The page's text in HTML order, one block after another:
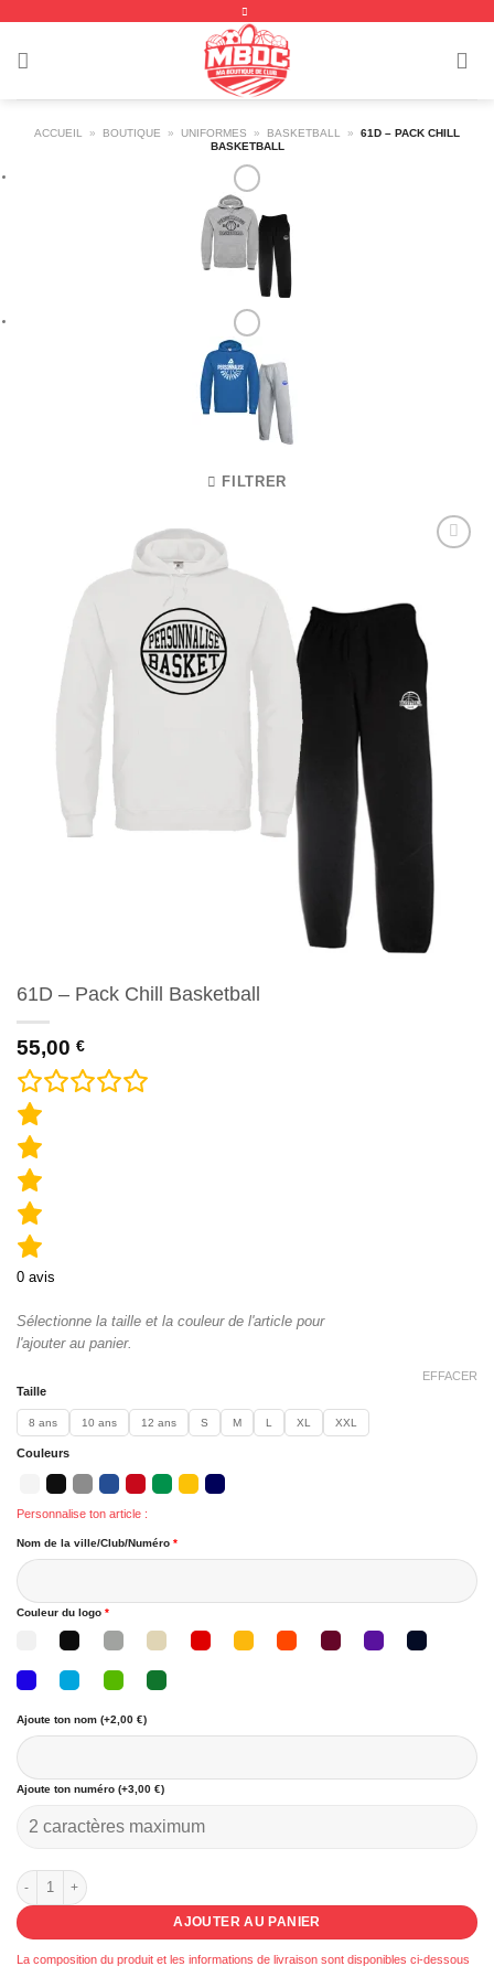
contenu
ACCUEIL » BOUTIQUE » UNIFORMES » BASKETBALL »
61D – PACK CHILL
BASKETBALL
FILTRER
61D – Pack Chill Basketball
55,00 €
0 avis
Sélectionne la taille et la couleur de l'article pour
l'ajouter au panier.
Taille
8 ans 10 ans 12 ans S M L XL XXL
Couleurs
EFFACER
Personnalise ton article :
Nom de la ville/Club/Numéro *
Couleur du logo *
Ajoute ton nom (+2,00 €)
Ajoute ton numéro (+3,00 €)
quantité de 61D - Pack Chill Basketball
AJOUTER AU PANIER
La composition du produit et les informations de livraison sont disponibles ci-dessous